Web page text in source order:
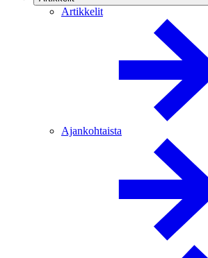
Artikkelit
Ajankohtaista